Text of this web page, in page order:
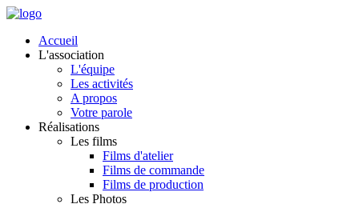
Accueil
L'association
L'équipe
Les activités
A propos
Votre parole
Réalisations
Les films
Films d'atelier
Films de commande
Films de production
Les Photos